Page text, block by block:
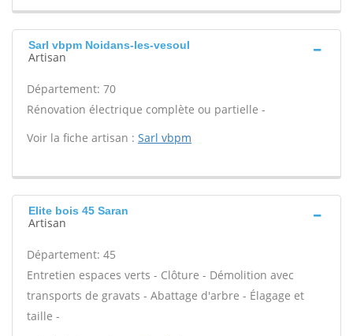
Sarl vbpm Noidans-les-vesoul
Artisan
Département: 70
Rénovation électrique complète ou partielle -
Voir la fiche artisan : Sarl vbpm
Elite bois 45 Saran
Artisan
Département: 45
Entretien espaces verts - Clôture - Démolition avec
transports de gravats - Abattage d'arbre - Élagage et
taille -